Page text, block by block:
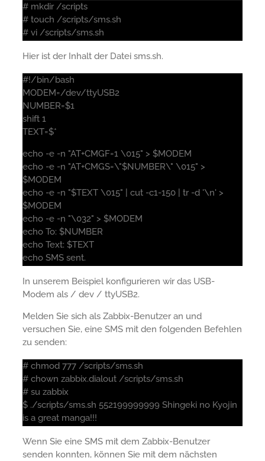
# mkdir /scripts
# touch /scripts/sms.sh
# vi /scripts/sms.sh
Hier ist der Inhalt der Datei sms.sh.
#!/bin/bash
MODEM=/dev/ttyUSB2
NUMBER=$1
shift 1
TEXT=$*
echo -e -n "AT+CMGF=1 \015" > $MODEM
echo -e -n "AT+CMGS=\"$NUMBER\" \015" >
$MODEM
echo -e -n "$TEXT \015" | cut -c1-150 | tr -d '\n' >
$MODEM
echo -e -n "\032" > $MODEM
echo To: $NUMBER
echo Text: $TEXT
echo SMS sent.
In unserem Beispiel konfigurieren wir das USB-
Modem als / dev / ttyUSB2.
Melden Sie sich als Zabbix-Benutzer an und
versuchen Sie, eine SMS mit den folgenden Befehlen
zu senden:
# chmod 777 /scripts/sms.sh
# chown zabbix.dialout /scripts/sms.sh
# su zabbix
$ ./scripts/sms.sh 552199999999 Shingeki no Kyojin
is a great manga!!!
Wenn Sie eine SMS mit dem Zabbix-Benutzer
senden konnten, können Sie mit dem nächsten